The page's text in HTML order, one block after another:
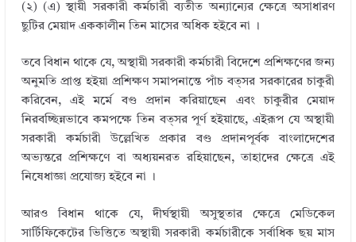
(২) (এ) স্থায়ী সরকারী কর্মচারী ব্যতীত অন্যান্যের ক্ষেত্রে অসাধারণ
ছুটির মেয়াদ এককালীন তিন মাসের অধিক হইবে না ।
তবে বিধান থাকে যে, অস্থায়ী সরকারী কর্মচারী বিদেশে প্রশিক্ষণের জন্য
অনুমতি প্রাপ্ত হইয়া প্রশিক্ষণ সমাপনান্তে পাঁচ বত্সর সরকারের চাকুরী
করিবেন, এই মর্মে বণ্ড প্রদান করিয়াছেন এবং চাকুরীর মেয়াদ
নিরবচ্ছিন্নভাবে কমপক্ষে তিন বত্সর পূর্ণ হইয়াছে, এইরূপ যে অস্থায়ী
সরকারী কর্মচারী উল্লেখিত প্রকার বণ্ড প্রদানপূর্বক বাংলাদেশের
অভ্যন্তরে প্রশিক্ষণে বা অধ্যয়নরত রহিয়াছেন, তাহাদের ক্ষেত্রে এই
নিষেধাজ্ঞা প্রযোজ্য হইবে না ।
আরও বিধান থাকে যে, দীর্ঘস্থায়ী অসুস্থতার ক্ষেত্রে মেডিকেল
সার্টিফিকেটের ভিত্তিতে অস্থায়ী সরকারী কর্মচারীকে সর্বাধিক ছয় মাস